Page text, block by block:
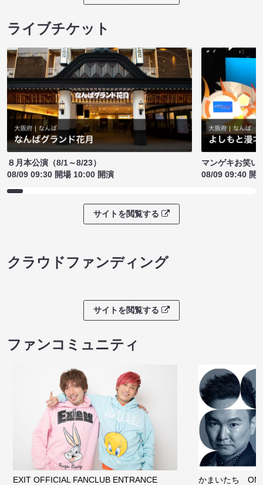
ライブチケット
８月本公演（8/1～8/23）
08/09 09:30 開場 10:00 開演
マンゲキお笑い
08/09 09:40 開
サイトを閲覧する
クラウドファンディング
サイトを閲覧する
ファンコミュニティ
EXIT OFFICIAL FANCLUB ENTRANCE かまいたち